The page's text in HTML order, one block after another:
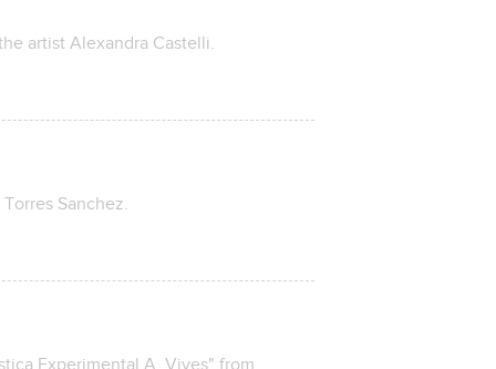
artist Alexandra Castelli.
Sanchez.